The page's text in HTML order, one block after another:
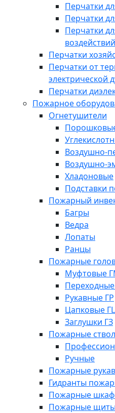
Перчатки
Перчатки
Перчатки
воздействий
Перчатки
Перчатки от
электрической
Перчатки
Пожарное
Огнетушители
Воздушно-
Воздушно-
Хладоновые
Подставки
Пожарный
Багры
Ведра
Лопаты
Ранцы
Пожарные
Муфтовые
Рукавные ГР
Цапковые
Заглушки ГЗ
Пожарные
Ручные
Пожарные
Гидранты
Пожарные
Пожарные щиты